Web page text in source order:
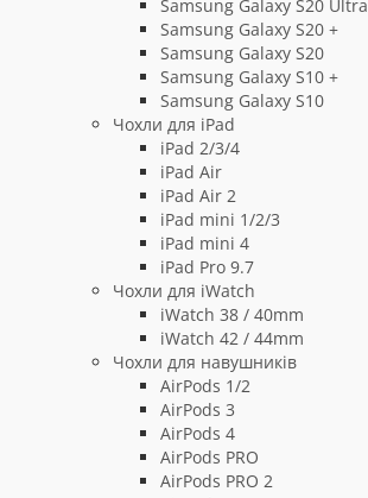
Samsung Galaxy S20 Ultra
Samsung Galaxy S20 +
Samsung Galaxy S20
Samsung Galaxy S10 +
Samsung Galaxy S10
Чохли для iPad
iPad 2/3/4
iPad Air
iPad Air 2
iPad mini 1/2/3
iPad mini 4
iPad Pro 9.7
Чохли для iWatch
iWatch 38 / 40mm
iWatch 42 / 44mm
Чохли для навушників
AirPods 1/2
AirPods 3
AirPods 4
AirPods PRO
AirPods PRO 2